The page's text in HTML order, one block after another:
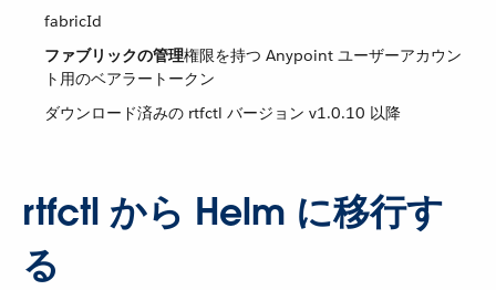
fabricId
ファブリックの管理​権限を持つ Anypoint ユーザーアカウン
ト用のベアラートークン
ダウンロード済みの rtfctl バージョン v1.0.10 以降
rtfctl から Helm に移行す
る